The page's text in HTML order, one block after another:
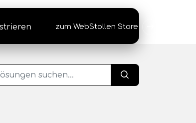
zum WebStollen Store